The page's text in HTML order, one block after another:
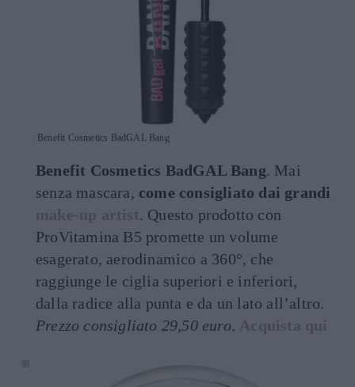
Benefit Cosmetics BadGAL Bang
Benefit Cosmetics BadGAL Bang. Mai
senza mascara, come consigliato dai grandi
make-up artist. Questo prodotto con
ProVitamina B5 promette un volume
esagerato, aerodinamico a 360°, che
raggiunge le ciglia superiori e inferiori,
dalla radice alla punta e da un lato all’altro.
Prezzo consigliato 29,50 euro. Acquista qui